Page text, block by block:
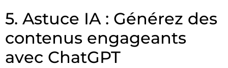
5. Astuce IA : Générez des
contenus engageants
avec ChatGPT